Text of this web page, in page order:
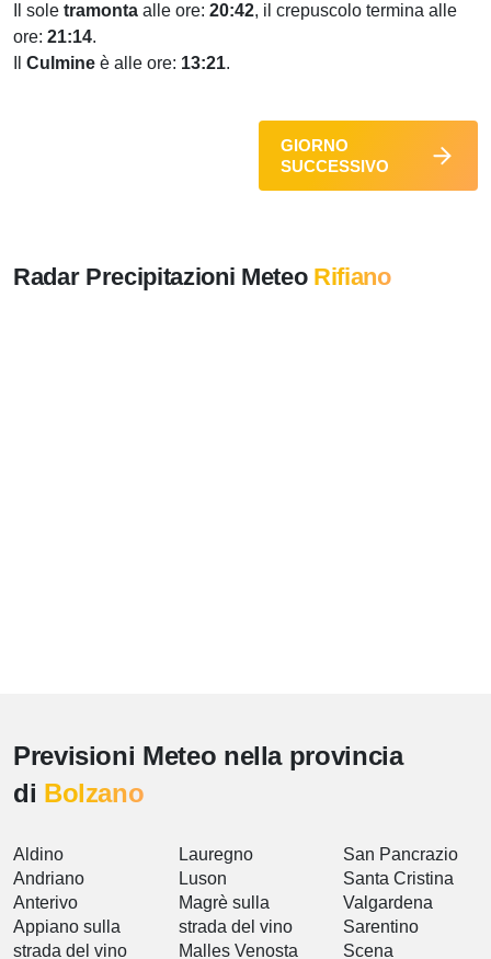
Il sole tramonta alle ore: 20:42, il crepuscolo termina alle
ore: 21:14.
Culmine è alle ore: 13:21.
GIORNO
SUCCESSIVO
Radar Precipitazioni Meteo Rifiano
Previsioni Meteo nella provincia
di Bolzano
Aldino
Andriano
Anterivo
Appiano sulla
strada del vino
Lauregno
Luson
Magrè sulla
strada del vino
Malles Venosta
San Pancrazio
Santa Cristina
Valgardena
Sarentino
Scena